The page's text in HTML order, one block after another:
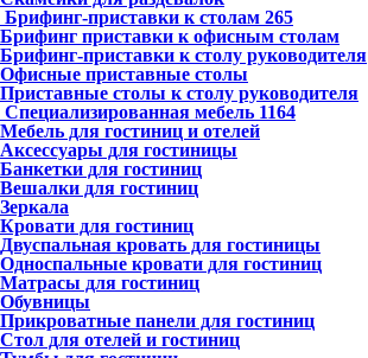
Брифинг-приставки к столам 265
Брифинг приставки к офисным столам
Брифинг-приставки к столу руководителя
Офисные приставные столы
Приставные столы к столу руководителя
Специализированная мебель 1164
Мебель для гостиниц и отелей
Аксессуары для гостиницы
Банкетки для гостиниц
Вешалки для гостиниц
Зеркала
Кровати для гостиниц
Двуспальная кровать для гостиницы
Односпальные кровати для гостиниц
Матрасы для гостиниц
Обувницы
Прикроватные панели для гостиниц
Стол для отелей и гостиниц